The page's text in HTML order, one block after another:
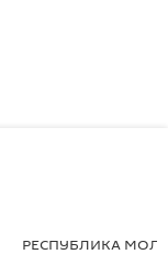
РЕСПУБЛИКА